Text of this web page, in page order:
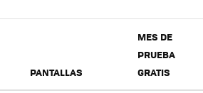
PANTALLAS
MES DE
PRUEBA
GRATIS